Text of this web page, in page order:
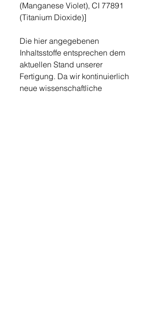
(Manganese Violet), CI 77891
(Titanium Dioxide)]
Die hier angegebenen
Inhaltsstoffe entsprechen dem
aktuellen Stand unserer
Fertigung. Da wir kontinuierlich
neue wissenschaftliche